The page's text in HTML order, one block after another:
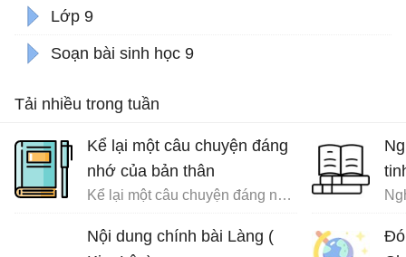
Lớp 9
Soạn bài sinh học 9
Tải nhiều trong tuần
Kể lại một câu chuyện đáng
nhớ của bản thân
Kể lại một câu chuyện đáng nhớ của bản thân trong đó có sử dụng các yếu tố nghị luận và miêu tả nội tâm
Nội dung chính bài Làng (